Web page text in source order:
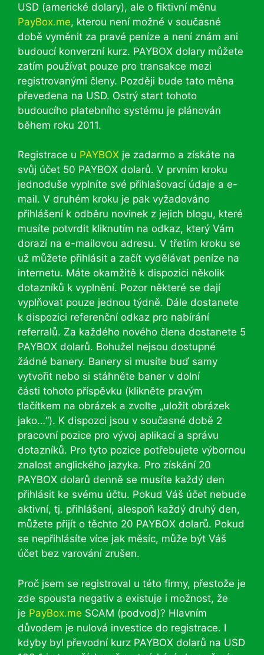
USD (americké dolary), ale o fiktivní měnu
PayBox.me, kterou není možné v současné
době vyměnit za pravé peníze a není znám ani
budoucí konverzní kurz. PAYBOX dolary můžete
zatím používat pouze pro transakce mezi
registrovanými členy. Později bude tato měna
převedena na USD. Ostrý start tohoto
budoucího platebního systému je plánován
během roku 2011.
Registrace u PAYBOX je zadarmo a získáte na
svůj účet 50 PAYBOX dolarů. V prvním kroku
jednoduše vyplníte své přihlašovací údaje a e-
mail. V druhém kroku je pak vyžadováno
přihlášení k odběru novinek z jejich blogu, které
musíte potvrdit kliknutím na odkaz, který Vám
dorazí na e-mailovou adresu. V třetím kroku se
už můžete přihlásit a začít vydělávat peníze na
internetu. Máte okamžitě k dispozici několik
dotazníků k vyplnění. Pozor některé se dají
vyplňovat pouze jednou týdně. Dále dostanete
k dispozici referenční odkaz pro nabírání
referralů. Za každého nového člena dostanete 5
PAYBOX dolarů. Bohužel nejsou dostupné
žádné banery. Banery si musíte buď samy
vytvořit nebo si stáhněte baner v dolní
části tohoto příspěvku (klikněte pravým
tlačítkem na obrázek a zvolte „uložit obrázek
jako…“). K dispozci jsou v současné době 2
pracovní pozice pro vývoj aplikací a správu
dotazníků. Pro tyto pozice potřebujete výbornou
znalost anglického jazyka. Pro získání 20
PAYBOX dolarů denně se musíte každý den
přihlásit ke svému účtu. Pokud Váš účet nebude
aktivní, tj. přihlášení, alespoň každý druhý den,
můžete přijít o těchto 20 PAYBOX dolarů. Pokud
se nepřihlásíte více jak měsíc, může být Váš
účet bez varování zrušen.
Proč jsem se registroval u této firmy, přestože je
zde spousta negativ a existuje i možnost, že
je PayBox.me SCAM (podvod)? Hlavním
důvodem je nulová investice do registrace. I
kdyby byl převodní kurz PAYBOX dolarů na USD